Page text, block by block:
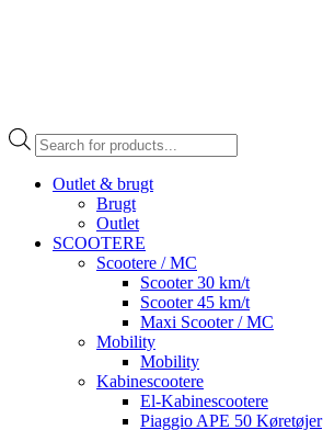
Products
search
Outlet & brugt
Brugt
Outlet
SCOOTERE
Scootere / MC
Scooter 30 km/t
Scooter 45 km/t
Maxi Scooter / MC
Mobility
Mobility
Kabinescootere
El-Kabinescootere
Piaggio APE 50 Køretøjer